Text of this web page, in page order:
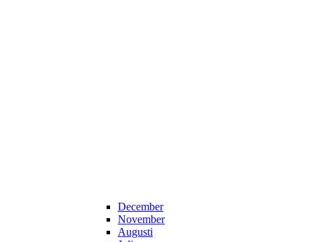
December
November
Augusti